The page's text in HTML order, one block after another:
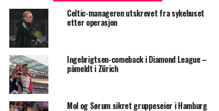
Celtic-manageren utskrevet fra sykehuset
etter operasjon
Ingebrigtsen-comeback i Diamond League –
påmeldt i Zürich
Mol og Sørum sikret gruppeseier i Hamburg